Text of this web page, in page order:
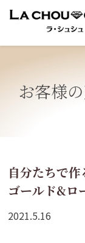
お客様
自分たちで
ゴールド&
2021.5.16